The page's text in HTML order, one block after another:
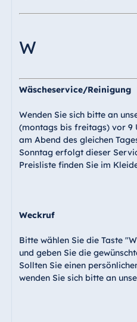
W
Wäscheservice/Reinigung
Wenden Sie sich bitte an
(montags bis freitags) vor 9
am Abend des gleichen
Sonntag erfolgt dieser
Preisliste finden Sie im
Weckruf
Bitte wählen Sie die Taste
und geben Sie die
Sollten Sie einen
wenden Sie sich bitte an